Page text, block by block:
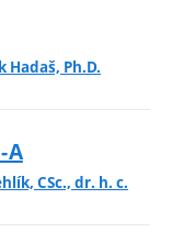
Hadaš, Ph.D.
A
CSc., dr. h. c.